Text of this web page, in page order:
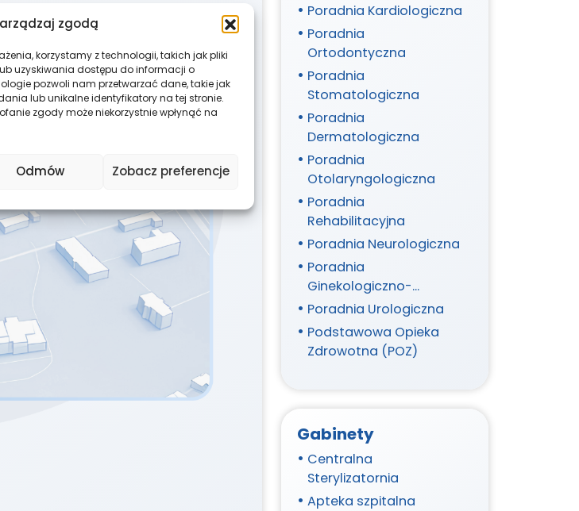
zgodą
korzystamy z technologii, takich jak pliki
uzyskiwania dostępu do informacji o
pozwoli nam przetwarzać dane, takie jak
lub unikalne identyfikatory na tej stronie.
zgody może niekorzystnie wpłynąć na
Odmów Zobacz preferencje
Poradnia Kardiologiczna
Poradnia
Ortodontyczna
Poradnia
Stomatologiczna
Poradnia
Dermatologiczna
Poradnia
Otolaryngologiczna
Poradnia
Rehabilitacyjna
Poradnia Neurologiczna
Poradnia
Ginekologiczno-
Położnicza
Poradnia Urologiczna
Podstawowa Opieka
Zdrowotna (POZ)
Gabinety
Centralna
Sterylizatornia
Apteka szpitalna